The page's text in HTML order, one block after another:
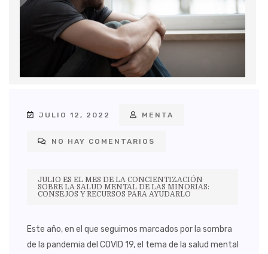
JULIO 12, 2022 MENTA
NO HAY COMENTARIOS
JULIO ES EL MES DE LA CONCIENTIZACIÓN
SOBRE LA SALUD MENTAL DE LAS MINORÍAS:
CONSEJOS Y RECURSOS PARA AYUDARLO
Este año, en el que seguimos marcados por la sombra
de la pandemia del COVID 19, el tema de la salud mental